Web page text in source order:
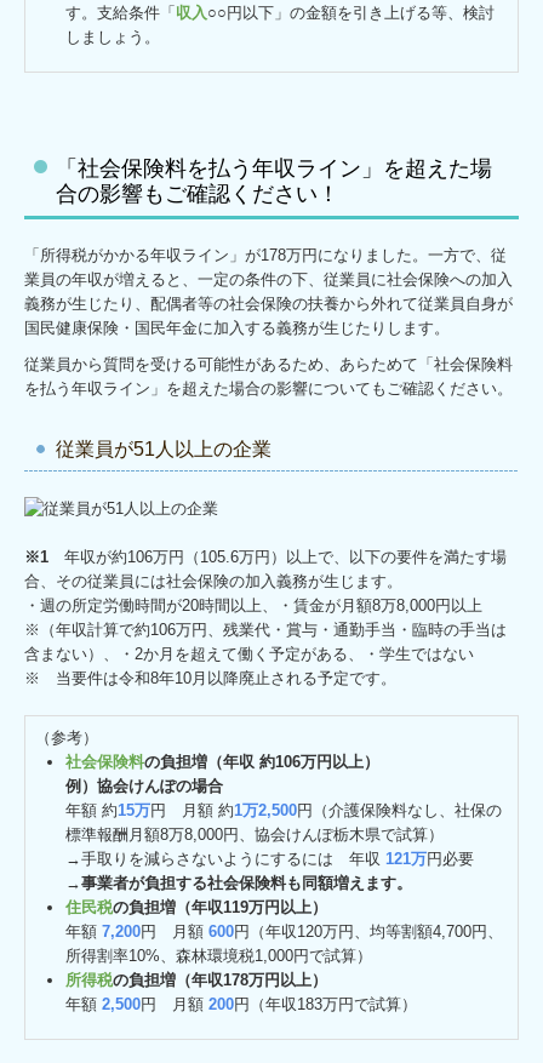
す。支給条件「 収入○○円以下」の金額を引き上げる等、検討
しましょう。
「社会保険料を払う年収ライン」を超えた場
合の影響もご確認ください！
「所得税がかかる年収ライン」が178万円になりました。一方で、従
業員の年収が増えると、一定の条件の下、従業員に社会保険への加入
義務が生じたり、配偶者等の社会保険の扶養から外れて従業員自身が
国民健康保険・国民年金に加入する義務が生じたりします。
従業員から質問を受ける可能性があるため、あらためて「社会保険料
を払う年収ライン」を超えた場合の影響についてもご確認ください。
従業員が51人以上の企業
※1 年収が約106万円（105.6万円）以上で、以下の要件を満たす場
合、その従業員には社会保険の加入義務が生じます。
・週の所定労働時間が20時間以上、・賃金が月額8万8,000円以上
※（年収計算で約106万円、残業代・賞与・通勤手当・臨時の手当は
含まない）、・2か月を超えて働く予定がある、・学生ではない
※ 当要件は令和8年10月以降廃止される予定です。
（参考）
社会保険料の負担増（年収 約106万円以上）
例）協会けんぽの場合
年額 約15万円 月額 約1万2,500円（介護保険料なし、社保の
標準報酬月額8万8,000円、協会けんぽ栃木県で試算）
→手取りを減らさないようにするには 年収 121万円必要
→事業者が負担する社会保険料も同額増えます。
住民税の負担増（年収119万円以上）
年額 7,200円 月額 600円（年収120万円、均等割額4,700円、
所得割率10%、森林環境税1,000円で試算）
所得税の負担増（年収178万円以上）
年額 2,500円 月額 200円（年収183万円で試算）